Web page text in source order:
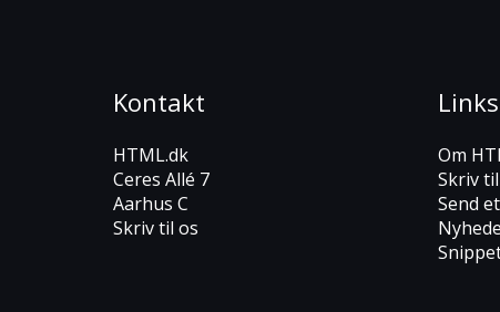
Kontakt
HTML.dk
Ceres Allé 7
Aarhus C
Skriv til os
Links
Om
Skriv
Send